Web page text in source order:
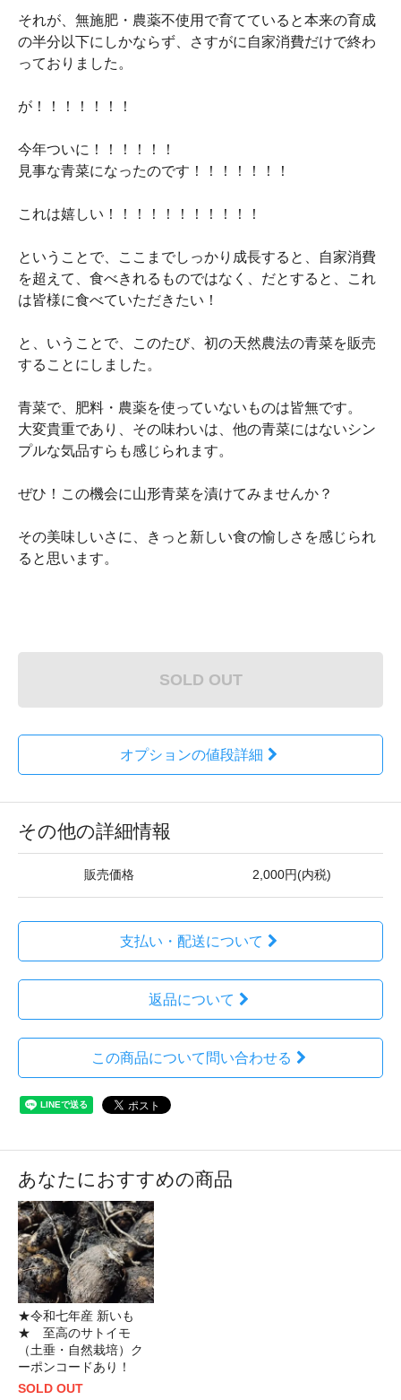
それが、無施肥・農薬不使用で育てていると本来の育成
の半分以下にしかならず、さすがに自家消費だけで終わ
っておりました。
が！！！！！！！
今年ついに！！！！！！
見事な青菜になったのです！！！！！！！
これは嬉しい！！！！！！！！！！！
ということで、ここまでしっかり成長すると、自家消費
を超えて、食べきれるものではなく、だとすると、これ
は皆様に食べていただきたい！
と、いうことで、このたび、初の天然農法の青菜を販売
することにしました。
青菜で、肥料・農薬を使っていないものは皆無です。
大変貴重であり、その味わいは、他の青菜にはないシン
プルな気品すらも感じられます。
ぜひ！この機会に山形青菜を漬けてみませんか？
その美味しいさに、きっと新しい食の愉しさを感じられ
ると思います。
SOLD OUT
オプションの値段詳細
その他の詳細情報
販売価格 2,000円(内税)
支払い・配送について
返品について
この商品について問い合わせる
あなたにおすすめの商品
★令和七年産 新いも
★ 至高のサトイモ
（土垂・自然栽培）ク
ーポンコードあり！
SOLD OUT